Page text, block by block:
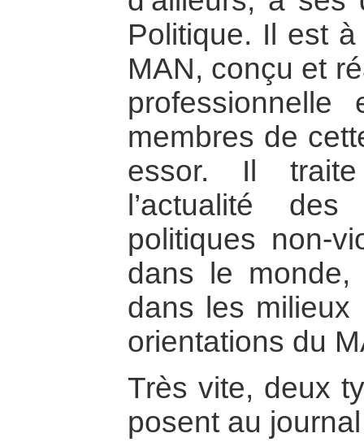
Politique. Il est
MAN, conçu et
membres de
essor. Il traite
l’actualité
politiques non-
dans le
dans les milieux
orientations du
Très vite, deux
posent au